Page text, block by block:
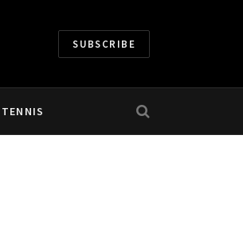
SUBSCRIBE
TENNIS